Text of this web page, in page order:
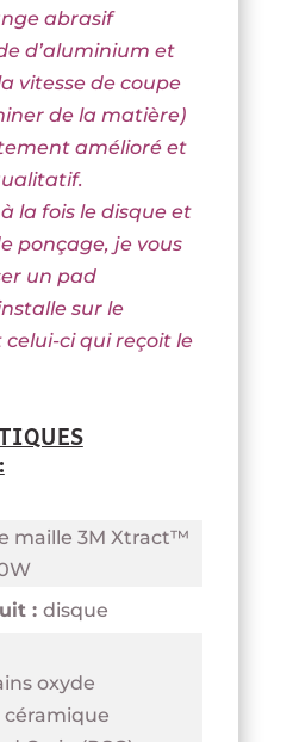
abrasif
d’aluminium et
vitesse de coupe
de la matière)
amélioré et
la fois le disque et
ponçage, je vous
un pad
sur le
celui-ci qui reçoit le
maille 3M Xtract™
: disque
oxyde
céramique